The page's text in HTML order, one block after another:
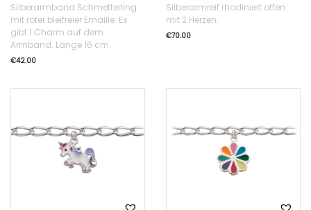
Silberarmband Schmetterling
mit roter bleifreier Emaille. Es
gibt 1 Charm auf dem
Armband. Länge 16 cm.
€42.00
Silberarmreif rhodiniert offen
mit 2 Herzen.
€70.00